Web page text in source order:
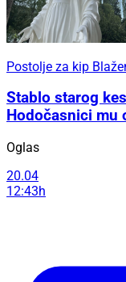
Postolje za kip
Stablo starog
Hodočasnici
Oglas
20.04
12:43h